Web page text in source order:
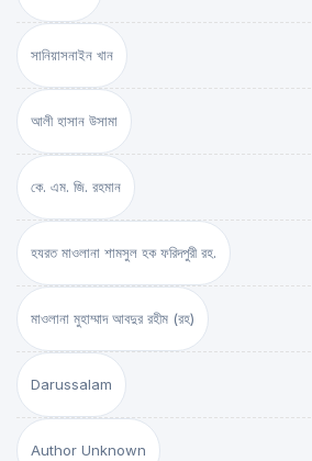
সানিয়াসনাইন খান
আলী হাসান উসামা
কে. এম. জি. রহমান
হযরত মাওলানা শামসুল হক ফরিদপুরী রহ.
মাওলানা মুহাম্মাদ আবদুর রহীম (রহ)
Darussalam
Author Unknown